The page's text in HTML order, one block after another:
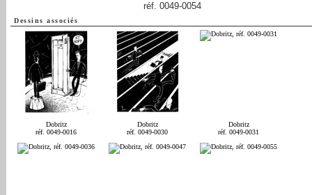
réf. 0049-0054
Dessins associés
Dobritz
réf. 0049-0016
Dobritz
réf. 0049-0030
Dobritz
réf. 0049-0031